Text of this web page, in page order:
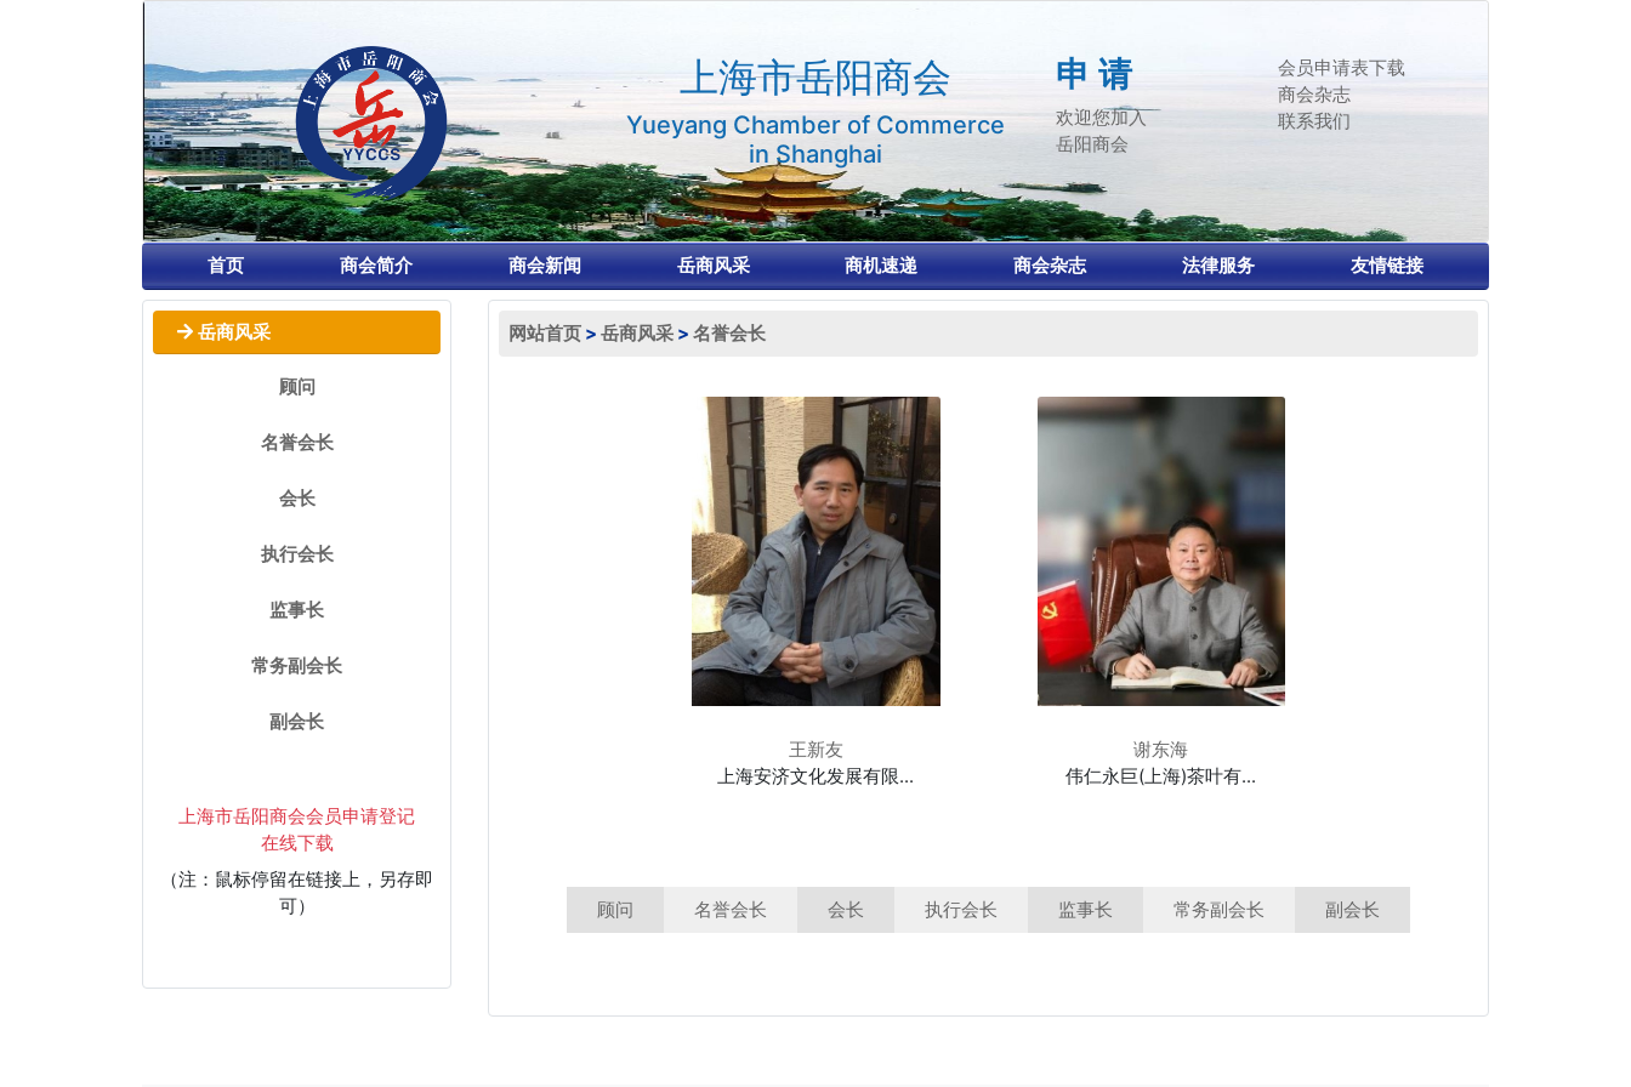
上海市岳阳商会
Yueyang Chamber of Commerce
in Shanghai
申 请
欢迎您加入
岳阳商会
会员申请表下载
商会杂志
联系我们
首页 商会简介 商会新闻 岳商风采 商机速递 商会杂志 法律服务 友情链接
岳商风采
顾问
名誉会长
会长
执行会长
监事长
常务副会长
副会长
上海市岳阳商会会员申请登记
在线下载
（注：鼠标停留在链接上，另存即
可）
网站首页 > 岳商风采 > 名誉会长
王新友
上海安济文化发展有限...
谢东海
伟仁永巨(上海)茶叶有...
顾问 名誉会长 会长 执行会长 监事长 常务副会长 副会长